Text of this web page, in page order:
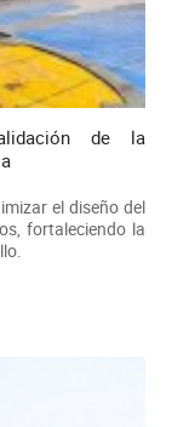
de la
el diseño del
fortaleciendo la